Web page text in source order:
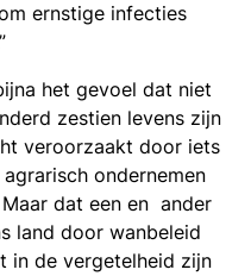
ernstige infecties
het gevoel dat niet
zestien levens zijn
veroorzaakt door iets
ondernemen
dat een en ander
land door wanbeleid
de vergetelheid zijn